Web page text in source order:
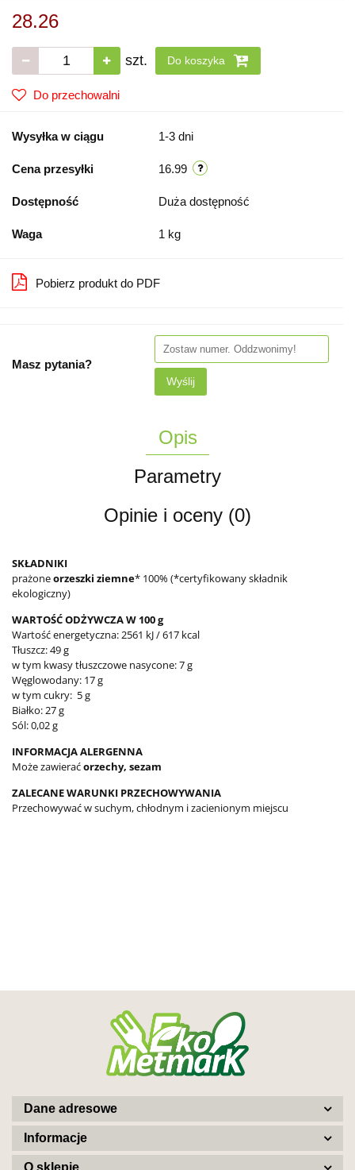
28.26
szt. Do koszyka
Do przechowalni
Wysyłka w ciągu 1-3 dni
Cena przesyłki 16.99
Dostępność Duża dostępność
Waga 1 kg
Pobierz produkt do PDF
Masz pytania?
Wyślij
Opis
Parametry
Opinie i oceny (0)
SKŁADNIKI
prażoneorzeszki ziemne* 100% (*certyfikowany składnik
ekologiczny)
WARTOŚĆ ODŻYWCZA W 100 g
Wartość energetyczna: 2561 kJ / 617 kcal
Tłuszcz: 49 g
w tym kwasy tłuszczowe nasycone: 7 g
Węglowodany: 17 g
w tym cukry: 5 g
Białko: 27 g
Sól: 0,02 g
INFORMACJA ALERGENNA
Może zawieraćorzechy, sezam
ZALECANE WARUNKI PRZECHOWYWANIA
Przechowywać w suchym, chłodnym i zacienionym miejscu
Dane adresowe
Informacje